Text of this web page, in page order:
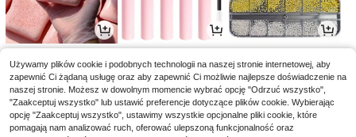
17,00zł
najniższa cena
Używamy plików cookie i podobnych technologii na naszej stronie internetowej, aby
zapewnić Ci żądaną usługę oraz aby zapewnić Ci możliwie najlepsze doświadczenie na
naszej stronie. Możesz w dowolnym momencie wybrać opcję "Odrzuć wszystko",
"Zaakceptuj wszystko" lub ustawić preferencje dotyczące plików cookie. Wybierając
opcję "Zaakceptuj wszystko", ustawimy wszystkie opcjonalne pliki cookie, które
pomagają nam analizować ruch, oferować ulepszoną funkcjonalność oraz